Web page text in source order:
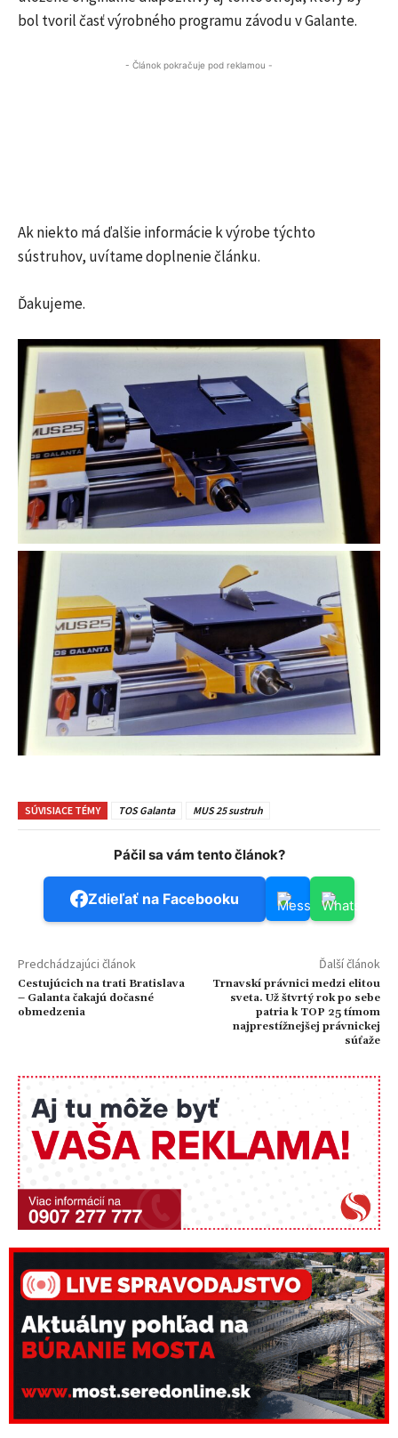
bol tvoril časť výrobného programu závodu v Galante.
- Článok pokračuje pod reklamou -
Ak niekto má ďalšie informácie k výrobe týchto
sústruhov, uvítame doplnenie článku.
Ďakujeme.
SÚVISIACE TÉMY TOS Galanta MUS 25 sustruh
Páčil sa vám tento článok?
Zdieľať na Facebooku
Predchádzajúci článok
Cestujúcich na trati Bratislava
– Galanta čakajú dočasné
obmedzenia
Ďalší článok
Trnavskí právnici medzi elitou
sveta. Už štvrtý rok po sebe
patria k TOP 25 tímom
najprestížnejšej právnickej
súťaže